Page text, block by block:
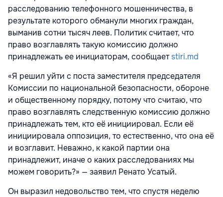
расследованию телефонного мошенничества, в
результате которого обманули многих граждан,
выманив сотни тысяч леев. Политик считает, что
право возглавлять такую комиссию должно
принадлежать ее инициаторам, сообщаетstiri.md
«Я решил уйти с поста заместителя председателя
Комиссии по национальной безопасности, обороне
и общественному порядку, потому что считаю, что
право возглавлять следственную комиссию должно
принадлежать тем, кто её инициировал. Если её
инициировала оппозиция, то естественно, что она её
и возглавит. Неважно, к какой партии она
принадлежит, иначе о каких расследованиях мы
можем говорить?» — заявил Ренато Усатый.
Он выразил недовольство тем, что спустя неделю